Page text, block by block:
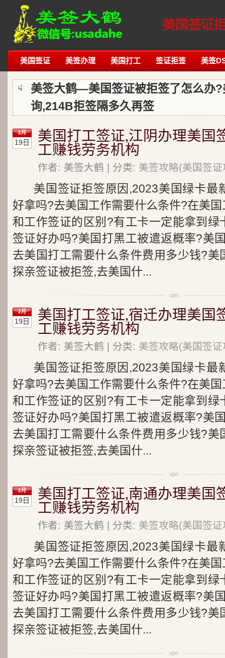
美国签证 美签办理 美国打工 签证拒签 美签
美签大鹤—美国签证被拒签了怎么办
询,214B拒签隔多久再签
2月
19日
美国打工签证,江阴办理美国
工赚钱劳务机构
作者: 美签大鹤 | 分类: 美签攻略(美国签证
美国签证拒签原因,2023美国绿卡最
好拿吗?去美国工作需要什么条件?在美
和工作签证的区别?有工卡一定能拿到绿
签证好办吗?美国打黑工被遣返概率?美
去美国打工需要什么条件费用多少钱?美
探亲签证被拒签,去美国什...
2月
19日
美国打工签证,宿迁办理美国
工赚钱劳务机构
作者: 美签大鹤 | 分类: 美签攻略(美国签证
美国签证拒签原因,2023美国绿卡最
好拿吗?去美国工作需要什么条件?在美
和工作签证的区别?有工卡一定能拿到绿
签证好办吗?美国打黑工被遣返概率?美
去美国打工需要什么条件费用多少钱?美
探亲签证被拒签,去美国什...
2月
19日
美国打工签证,南通办理美国
工赚钱劳务机构
作者: 美签大鹤 | 分类: 美签攻略(美国签证
美国签证拒签原因,2023美国绿卡最
好拿吗?去美国工作需要什么条件?在美
和工作签证的区别?有工卡一定能拿到绿
签证好办吗?美国打黑工被遣返概率?美
去美国打工需要什么条件费用多少钱?美
探亲签证被拒签,去美国什...